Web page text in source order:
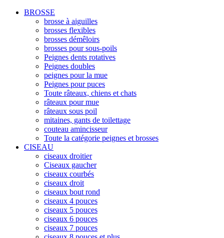
BROSSE
brosse à aiguilles
brosses flexibles
brosses démêloirs
brosses pour sous-poils
Peignes dents rotatives
Peignes doubles
peignes pour la mue
Peignes pour puces
Toute râteaux, chiens et chats
râteaux pour mue
râteaux sous poil
mitaines, gants de toilettage
couteau amincisseur
Toute la catégorie peignes et brosses
CISEAU
ciseaux droitier
Ciseaux gaucher
ciseaux courbés
ciseaux droit
ciseaux bout rond
ciseaux 4 pouces
ciseaux 5 pouces
ciseaux 6 pouces
ciseaux 7 pouces